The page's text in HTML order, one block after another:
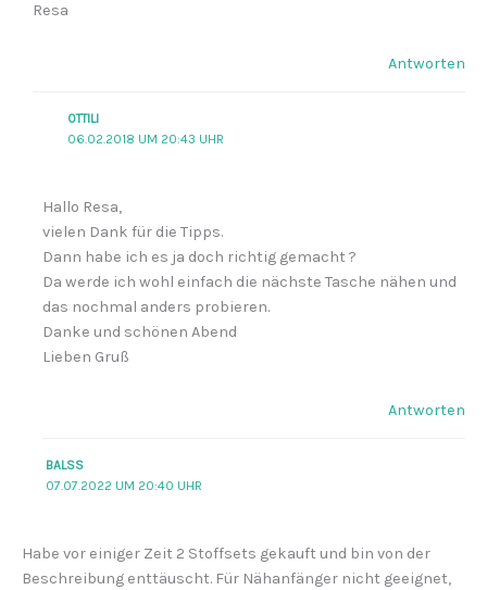
Resa
Antworten
OTTILI
06.02.2018 UM 20:43 UHR
Hallo Resa,
vielen Dank für die Tipps.
Dann habe ich es ja doch richtig gemacht ?
Da werde ich wohl einfach die nächste Tasche nähen und
das nochmal anders probieren.
Danke und schönen Abend
Lieben Gruß
Antworten
BALSS
07.07.2022 UM 20:40 UHR
Habe vor einiger Zeit 2 Stoffsets gekauft und bin von der
Beschreibung enttäuscht. Für Nähanfänger nicht geeignet,